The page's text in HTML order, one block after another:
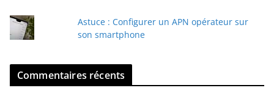
Astuce : Configurer un APN opérateur sur
son smartphone
Commentaires récents